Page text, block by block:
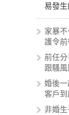
易發
生未
術疏
收取。
案例
果不幸
麼處
非常
家暴
護令前
前任
跟騷風
婚後
客戶到
非婚